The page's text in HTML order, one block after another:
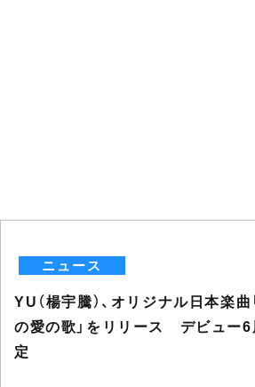
ニュース
YU（楊宇騰）、オリジナル日本楽
の愛の歌」をリリース デビュー
定